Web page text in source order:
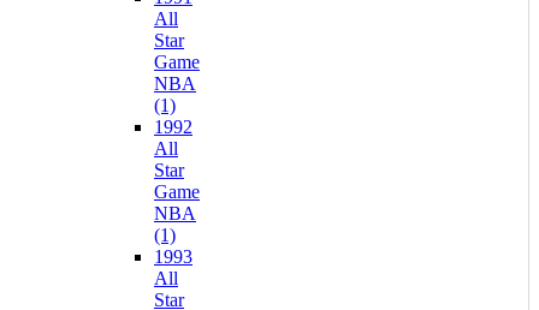
All
Star
Game
NBA
(1)
1992
All
Star
Game
NBA
(1)
1993
All
Star